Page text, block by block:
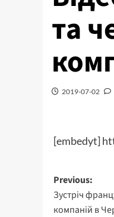
та
2019-07-02
[embedyt]
Post
Previous:
Зустріч
компаній в